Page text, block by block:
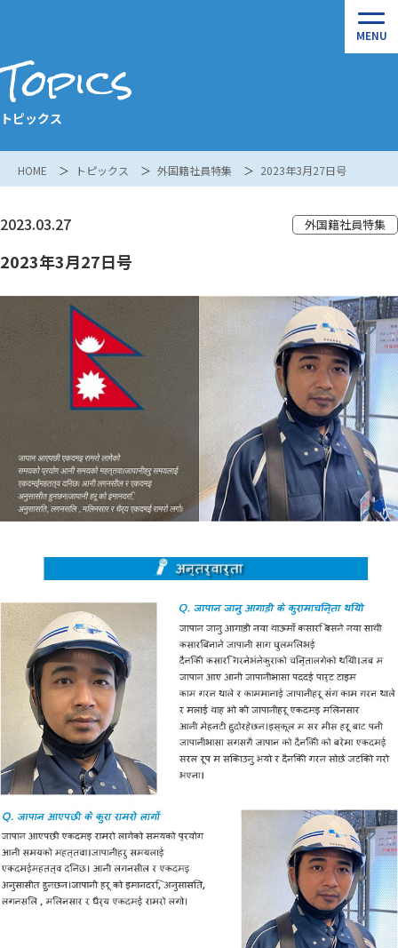
Topics
トピックス
HOME トピックス 外国籍社員特集 2023年3月27日号
2023.03.27 外国籍社員特集
2023年3月27日号